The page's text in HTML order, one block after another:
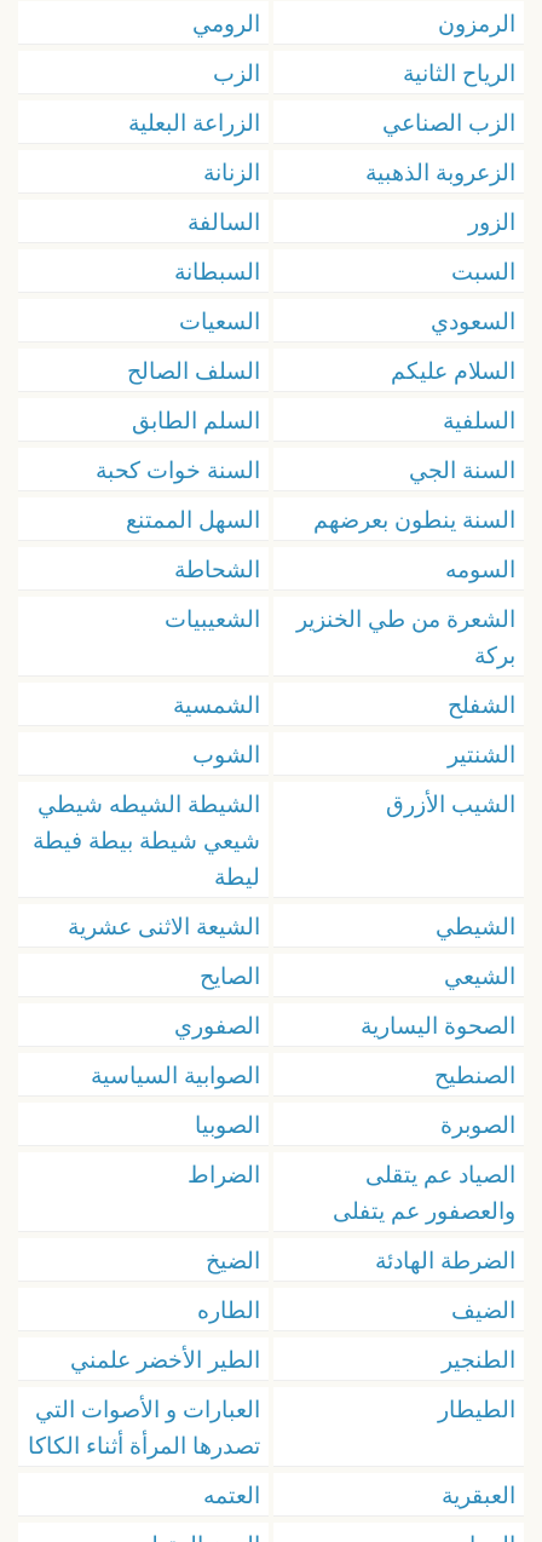
الرمزون
الرومي
الرياح الثانية
الزب
الزب الصناعي
الزراعة البعلية
الزعروبة الذهبية
الزنانة
الزور
السالفة
السبت
السبطانة
السعودي
السعيات
السلام عليكم
السلف الصالح
السلفية
السلم الطابق
السنة الجي
السنة خوات كحبة
السنة ينطون بعرضهم
السهل الممتنع
السومه
الشحاطة
الشعرة من طي الخنزير
بركة
الشعيبيات
الشفلح
الشمسية
الشنتير
الشوب
الشيب الأزرق
الشيطة الشيطه شيطي
شيعي شيطة بيطة فيطة
ليطة
الشيطي
الشيعة الاثنى عشرية
الشيعي
الصايح
الصحوة اليسارية
الصفوري
الصنطيح
الصوابية السياسية
الصوبرة
الصوبيا
الصياد عم يتقلى
والعصفور عم يتفلى
الضراط
الضرطة الهادئة
الضيخ
الضيف
الطاره
الطنجير
الطير الأخضر علمني
الطيطار
العبارات و الأصوات التي
تصدرها المرأة أثناء الكاكا
العبقرية
العتمه